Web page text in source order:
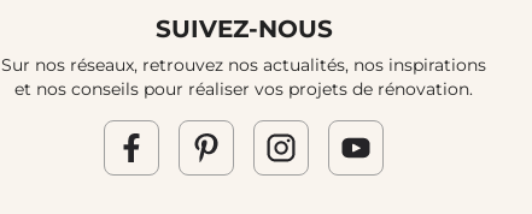
SUIVEZ-NOUS
Sur nos réseaux, retrouvez nos actualités, nos inspirations
et nos conseils pour réaliser vos projets de rénovation.